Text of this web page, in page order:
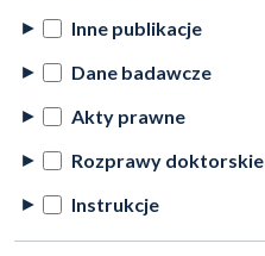
Inne publikacje
Dane badawcze
Akty prawne
Rozprawy doktorskie
Instrukcje